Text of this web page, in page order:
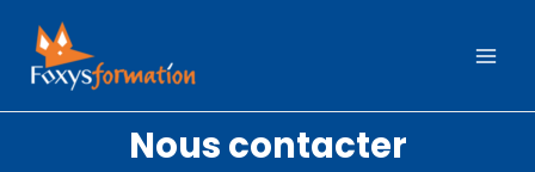
contenu
Nous contacter